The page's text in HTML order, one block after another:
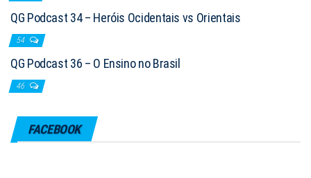
QG Podcast 34 – Heróis Ocidentais vs Orientais
54
QG Podcast 36 – O Ensino no Brasil
46
FACEBOOK